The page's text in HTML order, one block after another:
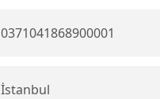
0371041868900001
İstanbul